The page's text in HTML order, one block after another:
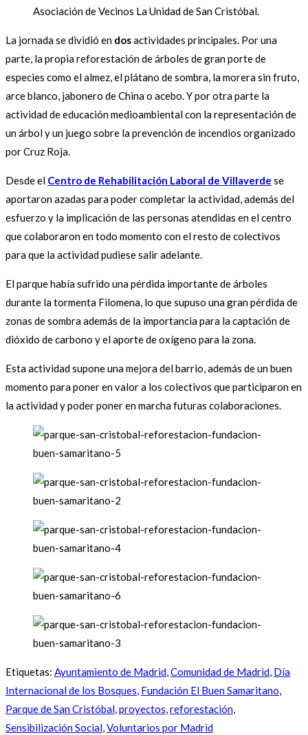
Asociación de Vecinos La Unidad de San Cristóbal.
La jornada se dividió en dosactividades principales. Por una
parte, la propia reforestación de árboles de gran porte de
especies como el almez, el plátano de sombra, la morera sin fruto,
arce blanco, jabonero de China o acebo. Y por otra parte la
actividad de educación medioambiental con la representación de
un árbol y un juego sobre la prevención de incendios organizado
por Cruz Roja.
Desde el Centro de Rehabilitación Laboral de Villaverde se
aportaron azadas para poder completar la actividad, además del
esfuerzo y la implicación de las personas atendidas en el centro
que colaboraron en todo momento con el resto de colectivos
para que la actividad pudiese salir adelante.
El parque había sufrido una pérdida importante de árboles
durante la tormenta Filomena, lo que supuso una gran pérdida de
zonas de sombra además de la importancia para la captación de
dióxido de carbono y el aporte de oxígeno para la zona.
Esta actividad supone una mejora del barrio, además de un buen
momento para poner en valor a los colectivos que participaron en
la actividad y poder poner en marcha futuras colaboraciones.
Etiquetas: Ayuntamiento de Madrid,Comunidad de Madrid, Día
Internacional de los Bosques, Fundación El Buen Samaritano,
Parque de San Cristóbal,proyectos,reforestación,
Sensibilización Social,Voluntarios por Madrid